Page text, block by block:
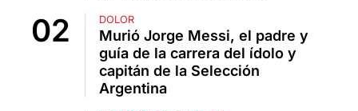
DOLOR
Murió Jorge Messi, el padre y
guía de la carrera del ídolo y
capitán de la Selección
Argentina